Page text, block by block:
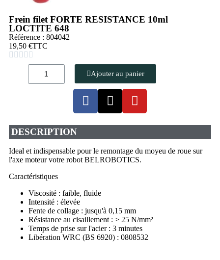
Frein filet FORTE RESISTANCE 10ml
LOCTITE 648
Référence : 804042
19,50 €TTC
    
Ajouter au panier
DESCRIPTION
Ideal et indispensable pour le remontage du moyeu de roue sur
l'axe moteur votre robot BELROBOTICS.
Caractéristiques
Viscosité : faible, fluide
Intensité : élevée
Fente de collage : jusqu'à 0,15 mm
Résistance au cisaillement : > 25 N/mm²
Temps de prise sur l'acier : 3 minutes
Libération WRC (BS 6920) : 0808532